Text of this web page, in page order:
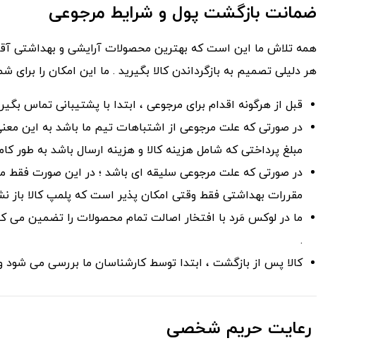
ضمانت بازگشت پول و شرایط مرجوعی
همه تلاش ما این است که بهترین محصولات آرایشی و بهداشتی
هر دلیلی تصمیم به بازگرداندن کالا بگیرید . ما این امکان را برای شما فراهم کرده ایم تا از زمان
قبل از هرگونه اقدام برای مرجوعی ، ابتدا با پشتیبانی تماس
مبلغ پرداختی که شامل هزینه کالا و هزینه ارسال باشد به طور
در صورتی که علت مرجوعی سلیقه ای باشد ؛ در این صورت فقط
مقررات بهداشتی فقط وقتی امکان پذیر است که پلمپ کالا باز
ما در لوکس مَرد با افتخار اصالت تمام محصولات را تضمین
.
کالا پس از بازگشت ، ابتدا توسط کارشناسان ما بررسی می شود و در طی 24 ساعت مبلغ مورد نظر به حساب بانکی شخص سفارش
رعایت حریم شخصی